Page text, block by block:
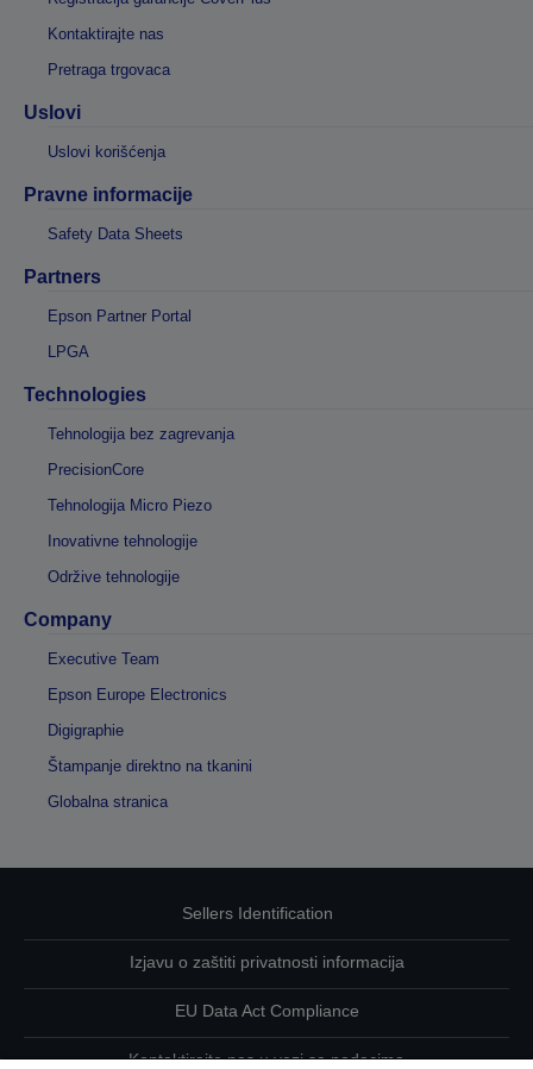
Kontaktirajte nas
Pretraga trgovaca
Uslovi
Uslovi korišćenja
Pravne informacije
Safety Data Sheets
Partners
Epson Partner Portal
LPGA
Technologies
Tehnologija bez zagrevanja
PrecisionCore
Tehnologija Micro Piezo
Inovativne tehnologije
Održive tehnologije
Company
Executive Team
Epson Europe Electronics
Digigraphie
Štampanje direktno na tkanini
Globalna stranica
Sellers Identification
Izjavu o zaštiti privatnosti informacija
EU Data Act Compliance
Kontaktirajte nas u vezi sa podacima